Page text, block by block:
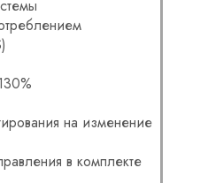
на изменение
в комплекте